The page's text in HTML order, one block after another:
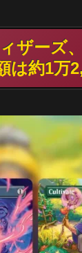
ザーズ
約1万